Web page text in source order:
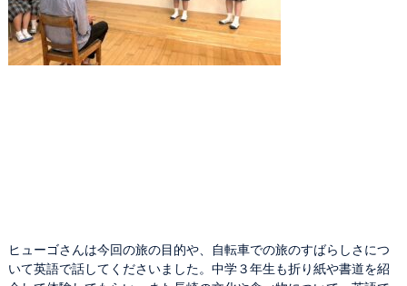
ヒューゴさんは今回の旅の目的や、自転車での旅のすばらしさにつ
いて英語で話してくださいました。中学３年生も折り紙や書道を紹